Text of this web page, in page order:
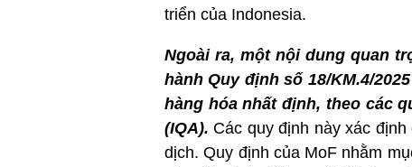
triển của Indonesia.
Ngoài ra, một nội dung quan
hành Quy định số 18/KM.4/
hàng hóa nhất định, theo các
(IQA). Các quy định này xác
dịch. Quy định của MoF nhằm